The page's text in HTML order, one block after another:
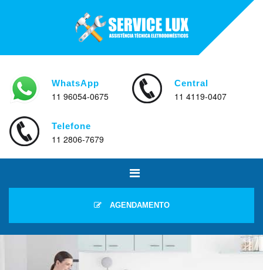
WhatsApp
11 96054-0675
Central
11 4119-0407
Telefone
11 2806-7679
AGENDAMENTO